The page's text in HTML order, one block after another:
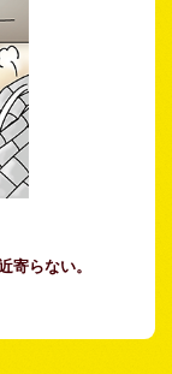
寄らない。